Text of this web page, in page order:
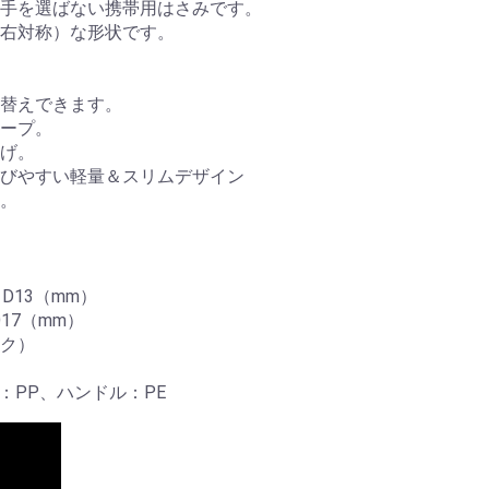
を選ばない携帯用はさみです。
対称）な形状です。
えできます。
プ。
。
やすい軽量＆スリムデザイン
（mm）
（mm）
）
PP、ハンドル：PE